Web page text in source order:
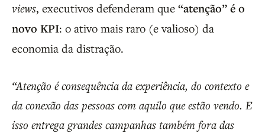
views, executivos defenderam que “atenção” é o
novo KPI: o ativo mais raro (e valioso) da
economia da distração.
“Atenção é consequência da experiência, do contexto e
da conexão das pessoas com aquilo que estão vendo. E
isso entrega grandes campanhas também fora das